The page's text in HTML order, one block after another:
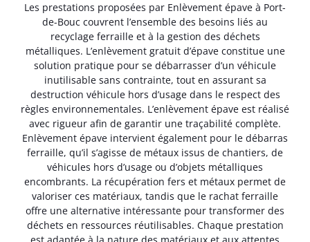
Les prestations proposées par Enlèvement épave à Port-
de-Bouc couvrent l’ensemble des besoins liés au
recyclage ferraille et à la gestion des déchets
métalliques. L’enlèvement gratuit d’épave constitue une
solution pratique pour se débarrasser d’un véhicule
inutilisable sans contrainte, tout en assurant sa
destruction véhicule hors d’usage dans le respect des
règles environnementales. L’enlèvement épave est réalisé
avec rigueur afin de garantir une traçabilité complète.
Enlèvement épave intervient également pour le débarras
ferraille, qu’il s’agisse de métaux issus de chantiers, de
véhicules hors d’usage ou d’objets métalliques
encombrants. La récupération fers et métaux permet de
valoriser ces matériaux, tandis que le rachat ferraille
offre une alternative intéressante pour transformer des
déchets en ressources réutilisables. Chaque prestation